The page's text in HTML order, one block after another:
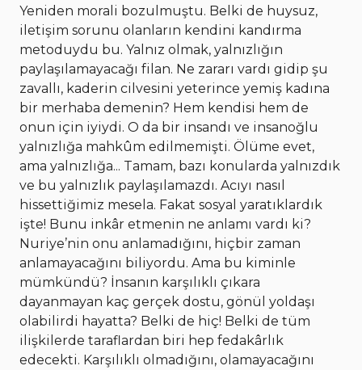
Yeniden morali bozulmuştu. Belki de huysuz,
iletişim sorunu olanların kendini kandırma
metoduydu bu. Yalnız olmak, yalnızlığın
paylaşılamayacağı filan. Ne zararı vardı gidip şu
zavallı, kaderin cilvesini yeterince yemiş kadına
bir merhaba demenin? Hem kendisi hem de
onun için iyiydi. O da bir insandı ve insanoğlu
yalnızlığa mahkûm edilmemişti. Ölüme evet,
ama yalnızlığa... Tamam, bazı konularda yalnızdık
ve bu yalnızlık paylaşılamazdı. Acıyı nasıl
hissettiğimiz mesela. Fakat sosyal yaratıklardık
işte! Bunu inkâr etmenin ne anlamı vardı ki?
Nuriye’nin onu anlamadığını, hiçbir zaman
anlamayacağını biliyordu. Ama bu kiminle
mümkündü? İnsanın karşılıklı çıkara
dayanmayan kaç gerçek dostu, gönül yoldaşı
olabilirdi hayatta? Belki de hiç! Belki de tüm
ilişkilerde taraflardan biri hep fedakârlık
edecekti. Karşılıklı olmadığını, olamayacağını